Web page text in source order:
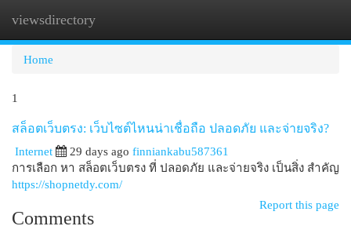
viewsdirectory
Home
1
สล็อตเว็บตรง: เว็บไซต์ไหนน่าเชื่อถือ ปลอดภัย และจ่ายจริง?
Internet
29 days ago finniankabu587361
การเลือก หา สล็อตเว็บตรง ที่ ปลอดภัย และจ่ายจริง เป็นสิ่ง สำคัญ
https://shopnetdy.com/
Report this page
Comments